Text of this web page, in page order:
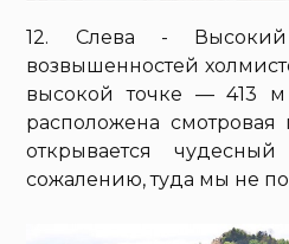
12. Слева -
возвышенностей
высокой точке — 413
расположена
открывается
сожалению, туда мы не